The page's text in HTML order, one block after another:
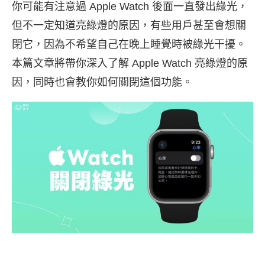
你可能有注意過 Apple Watch 後面一直發出綠光，
但不一定知道亮綠燈的原因，有些用戶甚至會想關
閉它，因為不希望自己在晚上睡覺時被綠光干擾。
本篇文章將帶你深入了解 Apple Watch 亮綠燈的原
因，同時也會教你如何關閉這個功能。